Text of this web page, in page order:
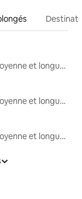
Locations moyenne et longue durée
Locations moyenne et longue durée
Locations moyenne et longue durée